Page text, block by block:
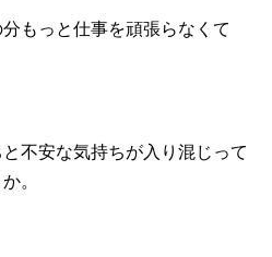
もっと仕事を頑張らなくて
不安な気持ちが入り混じって
。